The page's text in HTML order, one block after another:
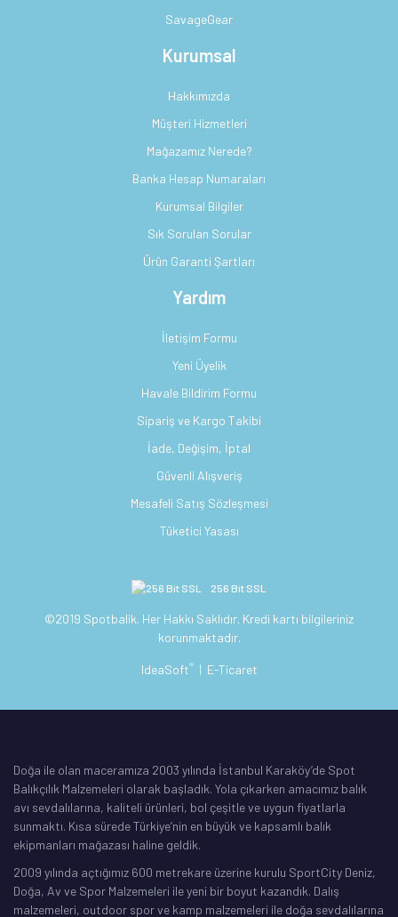
SavageGear
Kurumsal
Hakkımızda
Müşteri Hizmetleri
Mağazamız Nerede?
Banka Hesap Numaraları
Kurumsal Bilgiler
Sık Sorulan Sorular
Ürün Garanti Şartları
Yardım
İletişim Formu
Yeni Üyelik
Havale Bildirim Formu
Sipariş ve Kargo Takibi
İade, Değişim, İptal
Güvenli Alışveriş
Mesafeli Satış Sözleşmesi
Tüketici Yasası
256 Bit SSL
©2019 Spotbalik. Her Hakkı Saklıdır. Kredi kartı bilgileriniz
korunmaktadır.
IdeaSoft® | E-Ticaret
Doğa ile olan maceramıza 2003 yılında İstanbul Karaköy’de Spot
Balıkçılık Malzemeleri olarak başladık. Yola çıkarken amacımız balık
avı sevdalılarına, kaliteli ürünleri, bol çeşitle ve uygun fiyatlarla
sunmaktı. Kısa sürede Türkiye’nin en büyük ve kapsamlı balık
ekipmanları mağazası haline geldik.
2009 yılında açtığımız 600 metrekare üzerine kurulu SportCity Deniz,
Doğa, Av ve Spor Malzemeleri ile yeni bir boyut kazandık. Dalış
malzemeleri, outdoor spor ve kamp malzemeleri ile doğa sevdalılarına